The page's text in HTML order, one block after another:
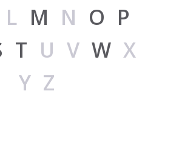
M N O P
T UV W X
YZ